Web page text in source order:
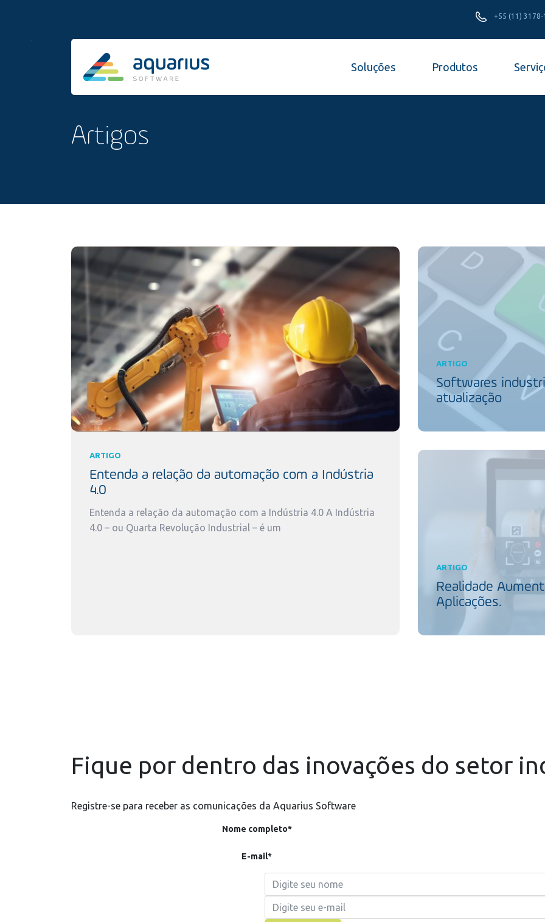
+55 (11) 3178-
Soluções Produtos
Artigos
ARTIGO
Entenda a relação da automação com a Indústria
4.0
Entenda a relação da automação com a Indústria 4.0 A Indústria
4.0 – ou Quarta Revolução Industrial – é um
ARTIGO
Softwares
atualização
ARTIGO
Realidade
Aplicações.
Fique por dentro das inovações do setor
Registre-se para receber as comunicações da Aquarius Software
Nome completo*
E-mail*